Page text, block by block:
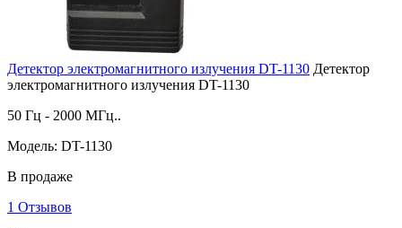
Детектор электромагнитного излучения DT-1130 Детектор
электромагнитного излучения DT-1130
50 Гц - 2000 МГц..
Модель: DT-1130
В продаже
1 Отзывов